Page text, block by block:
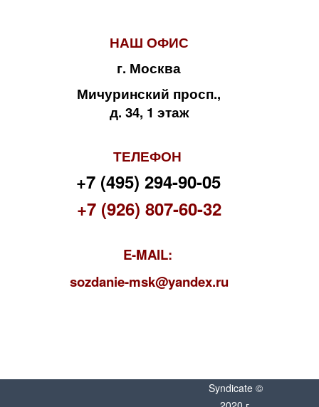
НАШ ОФИС
г. Москва
Мичуринский просп.,
д. 34, 1 этаж
ТЕЛЕФОН
+7 (495) 294-90-05
+7 (926) 807-60-32
E-MAIL:
sozdanie-msk@yandex.ru
Syndicate ©